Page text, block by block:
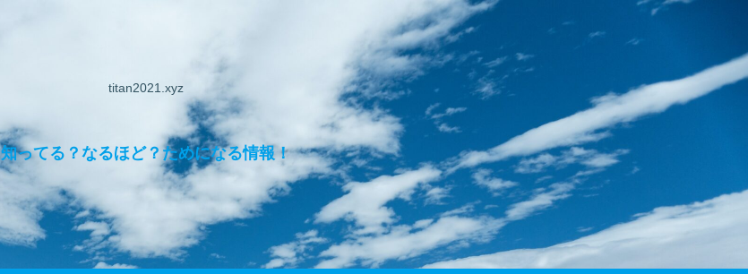
titan2021.xyz
知ってる？なるほど？ためになる情報！